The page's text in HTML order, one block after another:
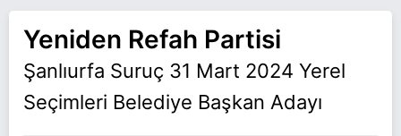
Yeniden Refah Partisi
Şanlıurfa Suruç 31 Mart 2024 Yerel
Seçimleri Belediye Başkan Adayı